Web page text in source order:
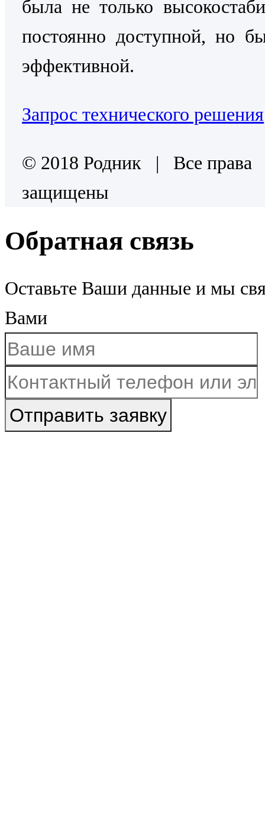
была не только
постоянно доступной, но
эффективной.
Запрос технического решения
© 2018 Родник | Все права
защищены
Обратная связь
Оставьте Ваши данные и мы
Вами